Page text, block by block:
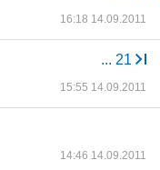
16:18 14.09.2011
... 21
15:55 14.09.2011
14:46 14.09.2011